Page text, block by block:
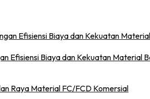
Efisiensi Biaya dan Kekuatan Material